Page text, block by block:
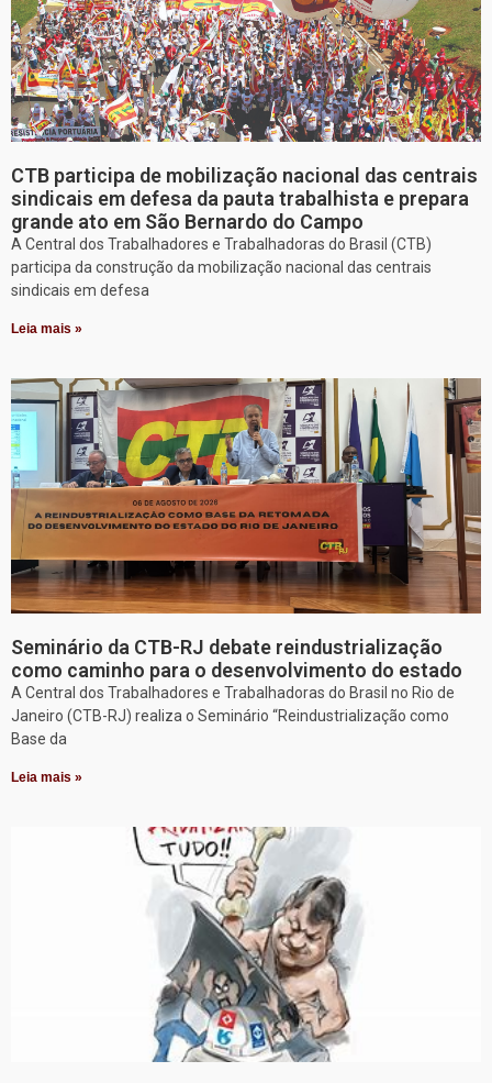
CTB participa de mobilização nacional das centrais
sindicais em defesa da pauta trabalhista e prepara
grande ato em São Bernardo do Campo
A Central dos Trabalhadores e Trabalhadoras do Brasil (CTB)
participa da construção da mobilização nacional das centrais
sindicais em defesa
Leia mais »
Seminário da CTB-RJ debate reindustrialização
como caminho para o desenvolvimento do estado
A Central dos Trabalhadores e Trabalhadoras do Brasil no Rio de
Janeiro (CTB-RJ) realiza o Seminário “Reindustrialização como
Base da
Leia mais »